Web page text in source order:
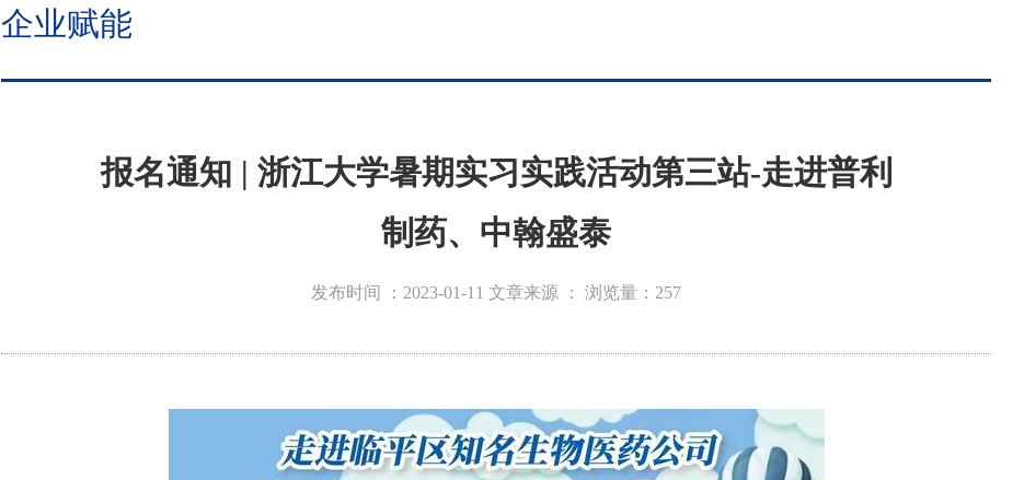
企业赋能
报名通知 | 浙江大学暑期实习实践活动第三站-走进普利
制药、中翰盛泰
发布时间 ：2023-01-11 文章来源 ： 浏览量： 257